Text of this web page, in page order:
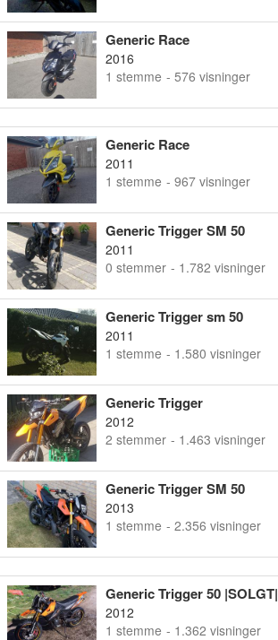
Generic Race
2016
1 stemme - 576 visninger
Generic Race
2011
1 stemme - 967 visninger
Generic Trigger SM 50
2011
0 stemmer - 1.782 visninger
Generic Trigger sm 50
2011
1 stemme - 1.580 visninger
Generic Trigger
2012
2 stemmer - 1.463 visninger
Generic Trigger SM 50
2013
1 stemme - 2.356 visninger
Generic Trigger 50 |SOLGT|
2012
1 stemme - 1.362 visninger